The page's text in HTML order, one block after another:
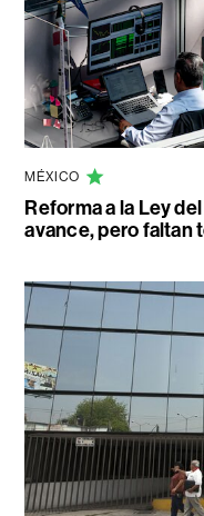
MÉXICO
Reforma a la Ley
avance, pero faltan